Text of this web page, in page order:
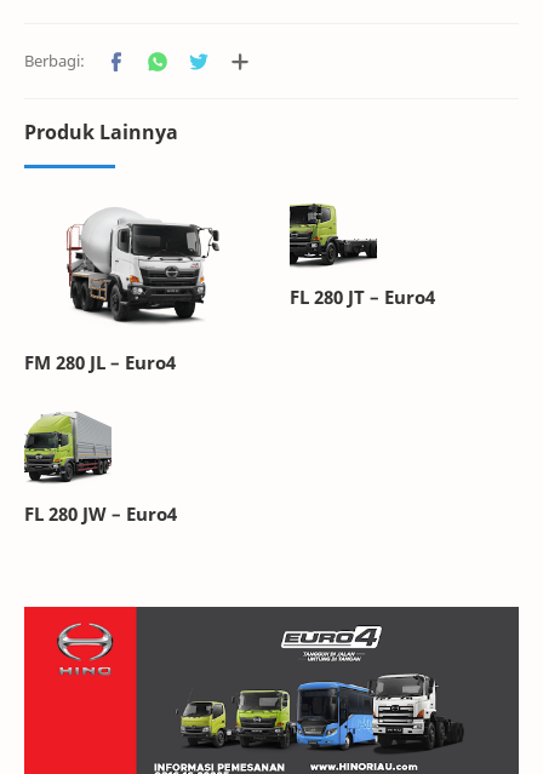
Produk Lainnya
FM 280 JL – Euro4
FL 280 JT – Euro4
FL 280 JW – Euro4